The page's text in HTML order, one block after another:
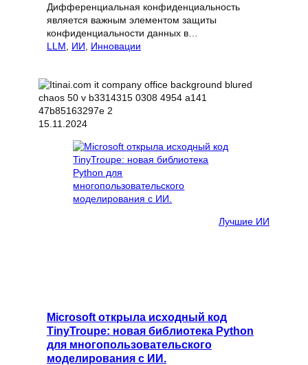
Дифференциальная конфиденциальность
является важным элементом защиты
конфиденциальности данных в…
LLM
ИИ Инновации
15.11.2024
Лучшие ИИ
Microsoft открыла исходный код
TinyTroupe: новая библиотека Python
для многопользовательского
моделирования с ИИ.